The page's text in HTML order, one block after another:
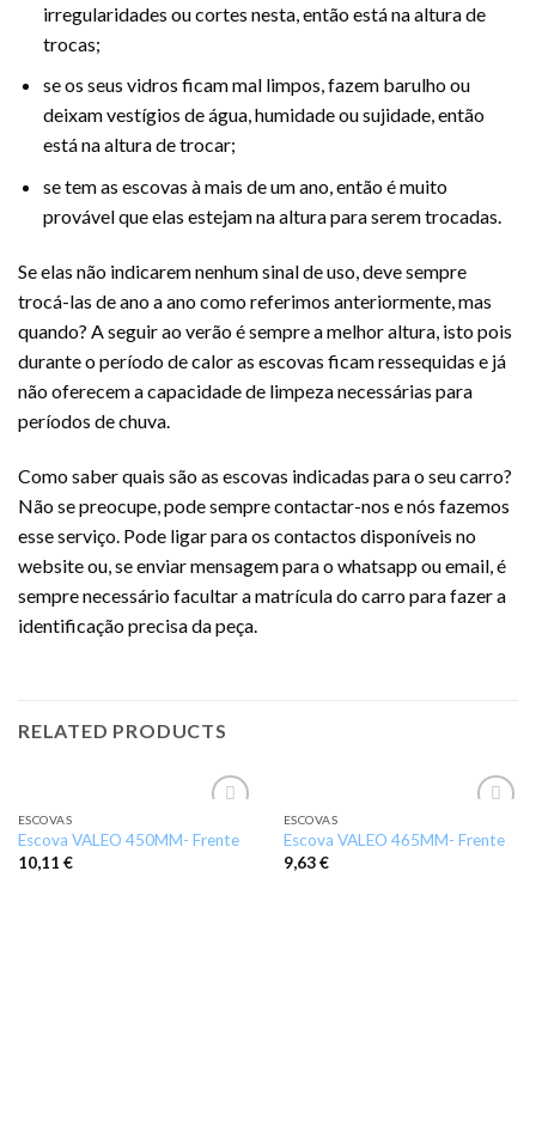
irregularidades ou cortes nesta, então está na altura de
trocas;
se os seus vidros ficam mal limpos, fazem barulho ou
deixam vestígios de água, humidade ou sujidade, então
está na altura de trocar;
se tem as escovas à mais de um ano, então é muito
provável que elas estejam na altura para serem trocadas.
Se elas não indicarem nenhum sinal de uso, deve sempre
trocá-las de ano a ano como referimos anteriormente, mas
quando? A seguir ao verão é sempre a melhor altura, isto pois
durante o período de calor as escovas ficam ressequidas e já
não oferecem a capacidade de limpeza necessárias para
períodos de chuva.
Como saber quais são as escovas indicadas para o seu carro?
Não se preocupe, pode sempre contactar-nos e nós fazemos
esse serviço. Pode ligar para os contactos disponíveis no
website ou, se enviar mensagem para o whatsapp ou email, é
sempre necessário facultar a matrícula do carro para fazer a
identificação precisa da peça.
RELATED PRODUCTS
wishlist
ESCOVAS
Escova VALEO 450MM- Frente
10,11 €
wishlist
ESCOVAS
Escova VALEO 465MM- Frente
9,63€